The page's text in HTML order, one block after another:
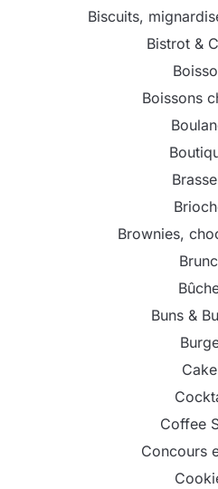
Biscuits,
Bistrot &
Boissons
Brownies,
Buns &
Coffee
Concours